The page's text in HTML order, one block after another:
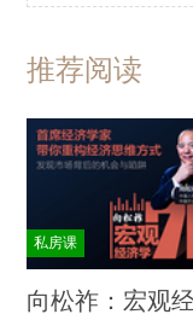
推荐阅读
私房课
向松祚：宏观